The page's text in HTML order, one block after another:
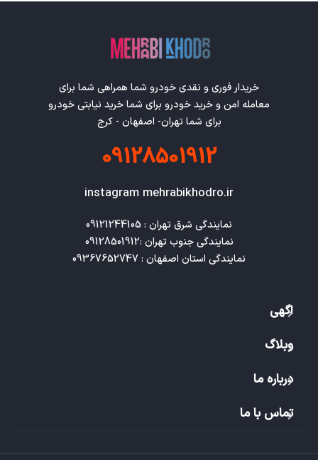
خریدار فوری و نقدی خودرو شما همراهی شما برای
معامله امن و خرید خودرو برای شما خرید نیابتی خودرو
برای شما تهران- اصفهان - کرج
09128501912
instagram mehrabikhodro.ir
نمایندگی استان اصفهان : 09367652747
اگهی
وبلاگ
درباره ما
تماس با ما